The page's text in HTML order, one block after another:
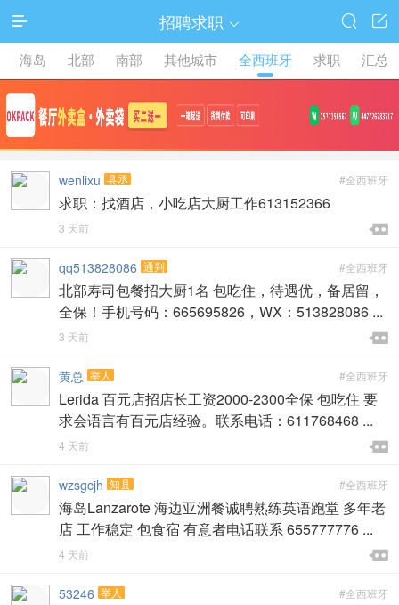
 招聘求职  

海岛 北部 南部 其他城市 全西班牙 求职 汇总
#全西班牙
wenlixu 县丞
求职：找酒店，小吃店大厨工作613152366

3 天前 
#全西班牙
qq513828086 通判
北部寿司包餐招大厨1名 包吃住，待遇优，备居留，
全保！手机号码：665695826，WX：513828086 ...

3 天前 
#全西班牙
黄总 举人
Lerida 百元店招店长工资2000-2300全保 包吃住 要
求会语言有百元店经验。联系电话：611768468 ...

4 天前 
#全西班牙
wzsgcjh 知县
海岛Lanzarote 海边亚洲餐诚聘熟练英语跑堂 多年老
店 工作稳定 包食宿 有意者电话联系 655777776 ...

4 天前 
#全西班牙
53246 举人